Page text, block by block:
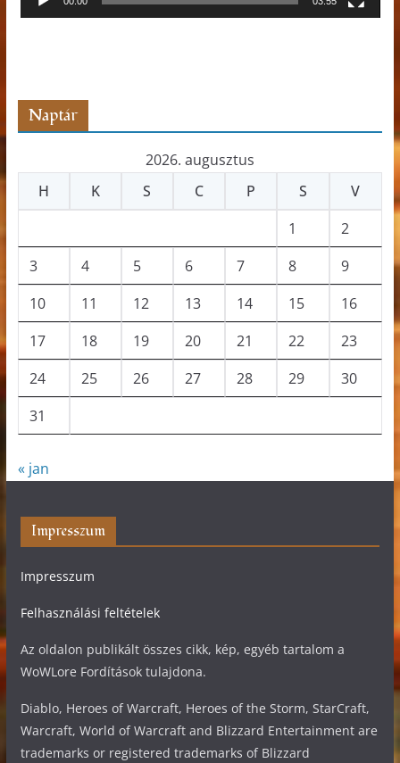
Naptár
2026. augusztus
H
K S C P S
V
1
2
3
4 5 6 7 8
9
10
11 12 13 14 15
16
17
18 19 20 21 22
23
24
25 26 27 28 29
30
31
« jan
Impresszum
Impresszum
Felhasználási feltételek
Az oldalon publikált összes cikk, kép, egyéb tartalom a
WoWLore Fordítások tulajdona.
Diablo, Heroes of Warcraft, Heroes of the Storm, StarCraft,
Warcraft, World of Warcraft and Blizzard Entertainment are
trademarks or registered trademarks of Blizzard